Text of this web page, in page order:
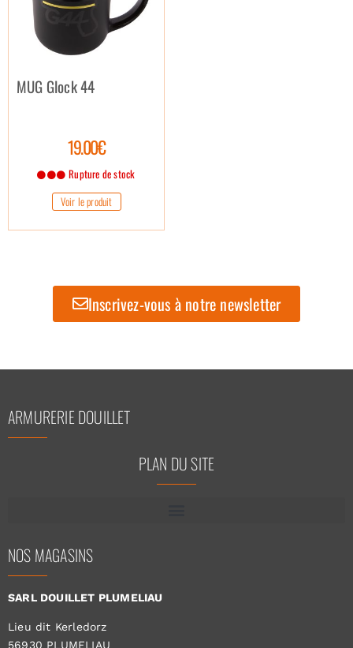
MUG Glock 44
19.00€
Rupture de stock
Voir le produit
Inscrivez-vous à notre newsletter
ARMURERIE DOUILLET
PLAN DU SITE
NOS MAGASINS
SARL DOUILLET PLUMELIAU
Lieu dit Kerledorz
56930 PLUMELIAU